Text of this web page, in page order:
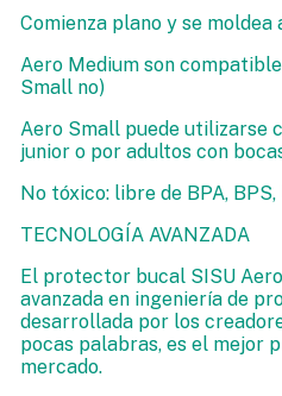
Comienza plano y se
Aero Medium son
Small no)
Aero Small puede utilizarse
junior o por adultos con
No tóxico: libre de BPA,
TECNOLOGÍA AVANZADA
El protector bucal SISU
avanzada en ingeniería de
desarrollada por los
pocas palabras, es el mejor
mercado.